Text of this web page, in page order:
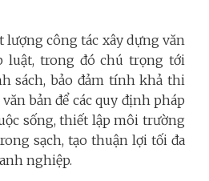
lượng công tác xây dựng văn
luật, trong đó chú trọng tới
sách, bảo đảm tính khả thi
bản để các quy định pháp
sống, thiết lập môi trường
sạch, tạo thuận lợi tối đa
nghiệp.